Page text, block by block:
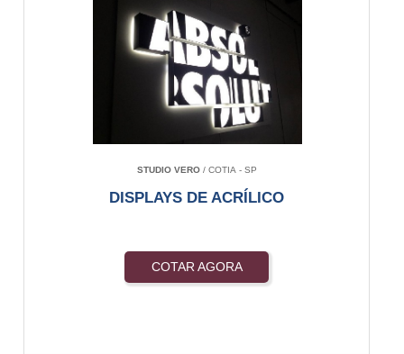
STUDIO VERO/ COTIA - SP
DISPLAYS DE ACRÍLICO
COTAR AGORA